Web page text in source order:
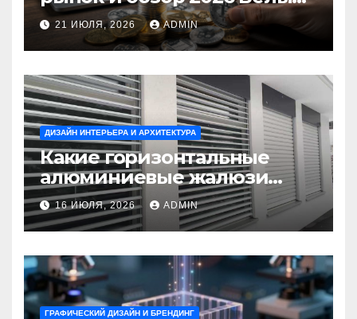
Ветер Shop.kz
21 ИЮЛЯ, 2026 ADMIN
ДИЗАЙН ИНТЕРЬЕРА И АРХИТЕКТУРА
Какие горизонтальные
алюминиевые жалюзи
выбрать для окон?
16 ИЮЛЯ, 2026 ADMIN
ГРАФИЧЕСКИЙ ДИЗАЙН И БРЕНДИНГ